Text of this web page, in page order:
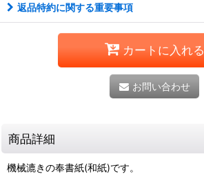
返品特約に関する重要事項
カートに入れる
お問い合わせ
商品詳細
機械漉きの奉書紙(和紙)です。